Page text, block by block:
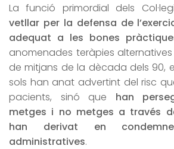
La funció primordial dels
vetllar per la defensa de
adequat a les bones
anomenades teràpies
de mitjans de la dècada dels 90,
sols han anat advertint del risc
pacients, sinó que han
metges i no metges a través
han derivat en
administratives.